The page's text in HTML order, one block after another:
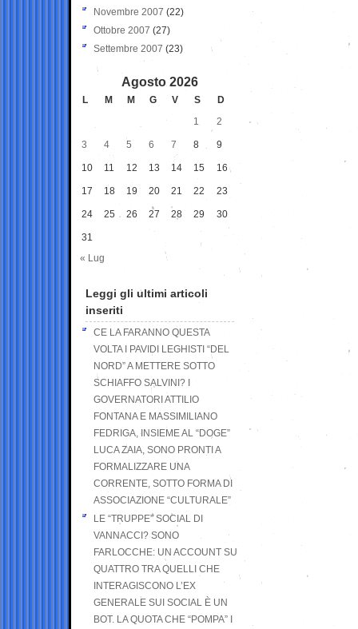
Novembre 2007 (22)
Ottobre 2007 (27)
Settembre 2007 (23)
Agosto 2026
L M M G V S
D
1
2
3 4 5 6 7 8 9
10 11 12 13 14 15 16
17 18 19 20 21 22 23
24 25 26 27 28 29 30
31
« Lug
Leggi gli ultimi articoli
inseriti
CE LA FARANNO QUESTA
VOLTA I PAVIDI LEGHISTI “DEL
NORD” A METTERE SOTTO
SCHIAFFO SALVINI? I
GOVERNATORI ATTILIO
FONTANA E MASSIMILIANO
FEDRIGA, INSIEME AL “DOGE”
LUCA ZAIA, SONO PRONTI A
FORMALIZZARE UNA
CORRENTE, SOTTO FORMA DI
ASSOCIAZIONE “CULTURALE”
LE “TRUPPE” SOCIAL DI
VANNACCI? SONO
FARLOCCHE: UN ACCOUNT SU
QUATTRO TRA QUELLI CHE
INTERAGISCONO L’EX
GENERALE SUI SOCIAL È UN
BOT. LA QUOTA CHE “POMPA” I